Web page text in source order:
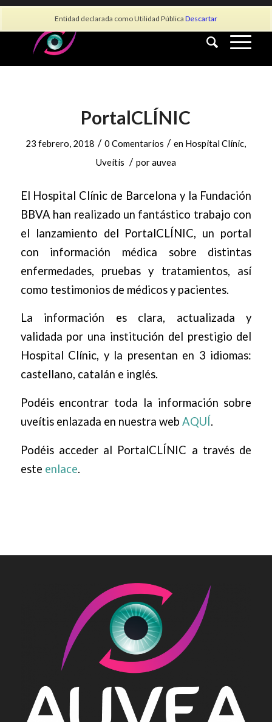
Entidad declarada como Utilidad Pública Descartar
info@asociacionauvea.es
PortalCLÍNIC
23 febrero, 2018 / 0 Comentarios / en Hospital Clínic,
Uveítis / porauvea
El Hospital Clínic de Barcelona y la Fundación
BBVA han realizado un fantástico trabajo con
el lanzamiento del PortalCLÍNIC, un portal
con información médica sobre distintas
enfermedades, pruebas y tratamientos, así
como testimonios de médicos y pacientes.
La información es clara, actualizada y
validada por una institución del prestigio del
Hospital Clínic, y la presentan en 3 idiomas:
castellano, catalán e inglés.
Podéis encontrar toda la información sobre
uveítis enlazada en nuestra web AQUÍ.
Podéis acceder al PortalCLÍNIC a través de
este enlace.